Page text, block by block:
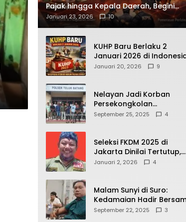
Pajak hingga Kepala Daerah, Begini
Wajah Korupsi yang Terbongkar
Januari 23, 2026 10
KUHP Baru Berlaku 2
Januari 2026 di
Apa Dampaknya bagi
Dipahami Publik
Januari 20, 2026 9
Nelayan Jadi Korban
Persekongkolan
Penyelewengan BBM
September 25, 2025 4
Seleksi FKDM 2025 di
Jakarta Dinilai Tertutup,
Transparansi
Januari 2, 2026 4
Malam Sunyi di Suro:
Kedamaian Hadir
Secangkir Kopi Hangat
September 22, 2025 3